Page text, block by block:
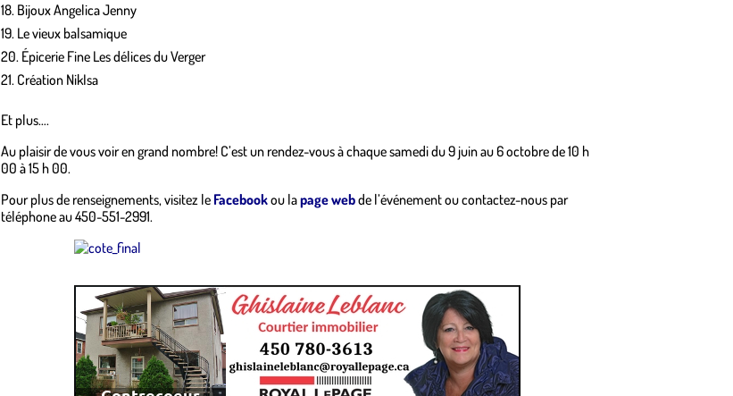
Bijoux Angelica Jenny
Le vieux balsamique
Épicerie Fine Les délices du Verger
Création NikIsa
Et plus….
Au plaisir de vous voir en grand nombre! C’est un rendez-vous à chaque samedi du 9 juin au 6 octobre de 10 h
00 à 15 h 00.
Pour plus de renseignements, visitez leFacebookou lapage webde l’événement ou contactez-nous par
téléphone au 450-551-2991.